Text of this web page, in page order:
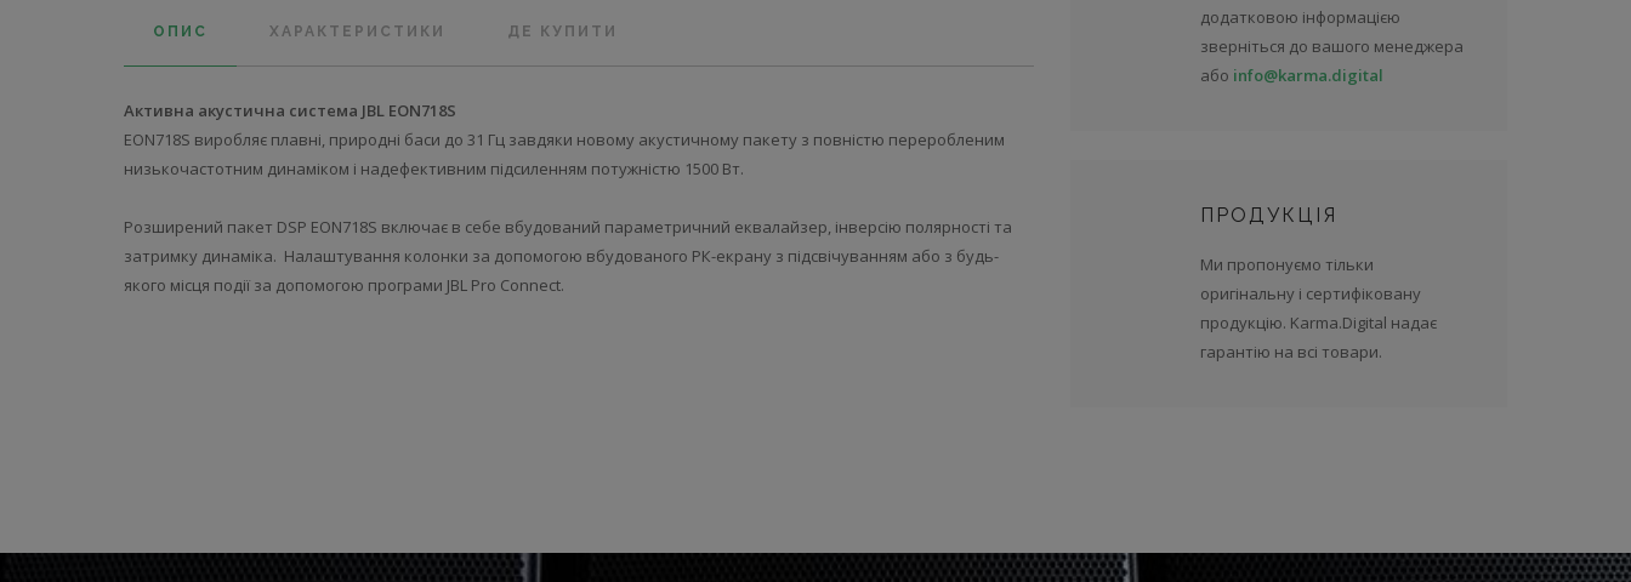
ОПИС ХАРАКТЕРИСТИКИ ДЕ КУПИТИ
Активна акустична система JBL EON718S
EON718S виробляє плавні, природні баси до 31 Гц завдяки новому акустичному пакету з повністю переробленим
низькочастотним динаміком і надефективним підсиленням потужністю 1500 Вт.
Розширений пакет DSP EON718S включає в себе вбудований параметричний еквалайзер, інверсію полярності та
затримку динаміка. Налаштування колонки за допомогою вбудованого РК-екрану з підсвічуванням або з будь-
якого місця події за допомогою програми JBL Pro Connect.
додатковою інформацією
зверніться до вашого менеджера
або info@karma.digital
ПРОДУКЦІЯ
Ми пропонуємо тільки
оригінальну і сертифіковану
продукцію. Karma.Digital надає
гарантію на всі товари.